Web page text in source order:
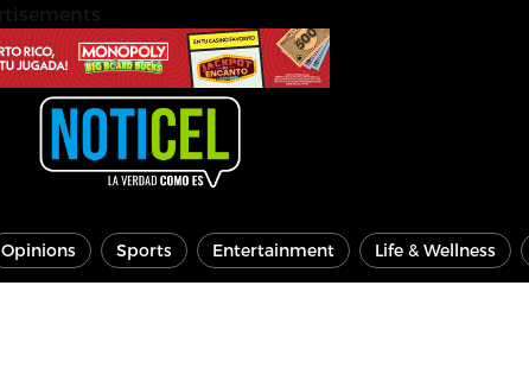
Opinions Sports Entertainment Life & Wellness